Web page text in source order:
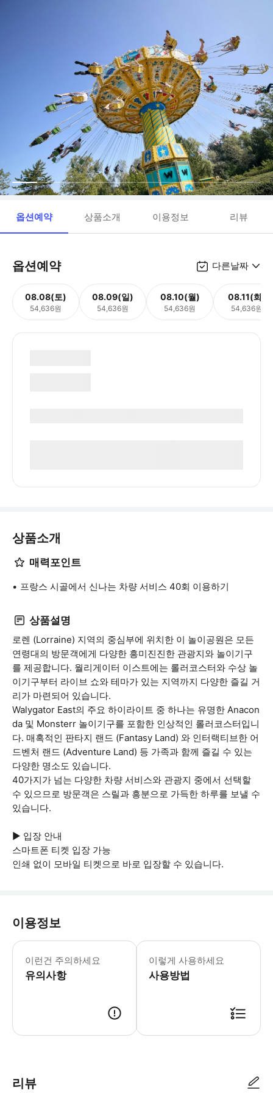
옵션예약 상품소개 이용정보 리뷰
옵션예약 다른날짜
08.08(토)
54,636원
08.09(일)
54,636원
08.10(월)
54,636원
08.11(화)
54,636원
상품소개
매력포인트
프랑스 시골에서 신나는 차량 서비스 40회 이용하기
상품설명
로렌 (Lorraine) 지역의 중심부에 위치한 이 놀이공원은 모든
연령대의 방문객에게 다양한 흥미진진한 관광지와 놀이기구
를 제공합니다. 월리게이터 이스트에는 롤러코스터와 수상 놀
이기구부터 라이브 쇼와 테마가 있는 지역까지 다양한 즐길 거
리가 마련되어 있습니다.
Walygator East의 주요 하이라이트 중 하나는 유명한 Anacon
da 및 Monsterr 놀이기구를 포함한 인상적인 롤러코스터입니
다. 매혹적인 판타지 랜드 (Fantasy Land) 와 인터랙티브한 어
드벤처 랜드 (Adventure Land) 등 가족과 함께 즐길 수 있는
다양한 명소도 있습니다.
40가지가 넘는 다양한 차량 서비스와 관광지 중에서 선택할
수 있으므로 방문객은 스릴과 흥분으로 가득한 하루를 보낼 수
있습니다.
▶ 입장 안내
스마트폰 티켓 입장 가능
인쇄 없이 모바일 티켓으로 바로 입장할 수 있습니다.
이용정보
이런건 주의하세요
유의사항
▶ 꼭 알아두세요 보안상의 이유로 특
이렇게 사용하세요
사용방법
리뷰